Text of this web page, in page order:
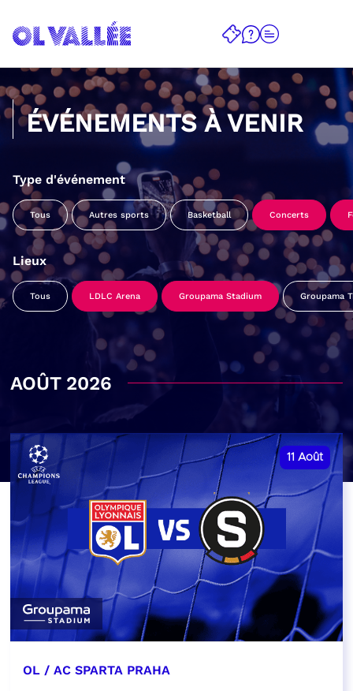
ÉVÉNEMENTS À VENIR
Type d'événement
Tous Autres sports Basketball Concerts
Lieux
Tous LDLC Arena Groupama Stadium Groupama
AOÛT 2026
11 Août
OL / AC SPARTA PRAHA